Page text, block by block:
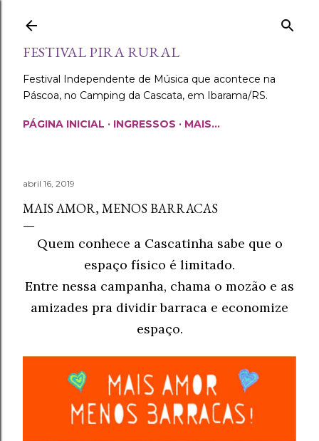
FESTIVAL PIRA RURAL
Festival Independente de Música que acontece na
Páscoa, no Camping da Cascata, em Ibarama/RS.
PÁGINA INICIAL INGRESSOS MAIS…
abril 16, 2019
MAIS AMOR, MENOS BARRACAS
Quem conhece a Cascatinha sabe que o
espaço físico é limitado.
Entre nessa campanha, chama o mozão e as
amizades pra dividir barraca e economize
espaço.